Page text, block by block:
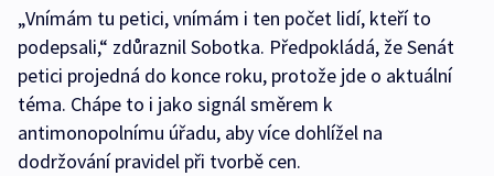
„Vnímám tu petici, vnímám i ten počet lidí, kteří to
podepsali,“ zdůraznil Sobotka. Předpokládá, že Senát
petici projedná do konce roku, protože jde o aktuální
téma. Chápe to i jako signál směrem k
antimonopolnímu úřadu, aby více dohlížel na
dodržování pravidel při tvorbě cen.